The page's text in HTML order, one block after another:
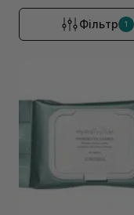
Фільтр 1